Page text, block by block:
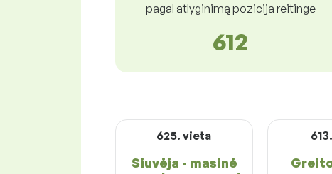
pagal atlyginimą pozicija reitinge
612
625. vieta
Siuvėja - masinė